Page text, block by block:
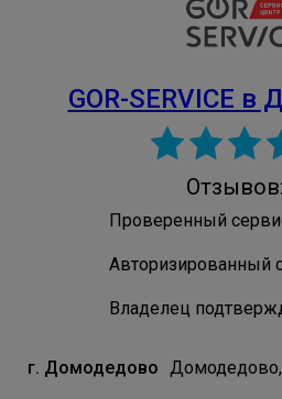
GOR-SERVICE
Отзывов:
Проверенный
Авторизированный
Владелец
г. Домодедово